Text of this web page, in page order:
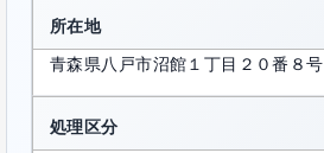
所在地
青森県八戸市沼館１丁目２０番８号
処理区分